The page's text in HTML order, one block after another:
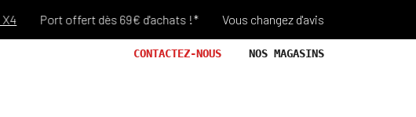
Port offert dès 69€ d'achats !* Vous changez d'avis? Retour Offert
CONTACTEZ-NOUS NOS MAGASINS